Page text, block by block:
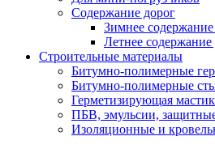
Содержание дорог
Зимнее
Летнее содержание
Строительные материалы
Битумно-полимерные
Битумно-полимерные
Герметизирующая
ПБВ, эмульсии,
Изоляционные и